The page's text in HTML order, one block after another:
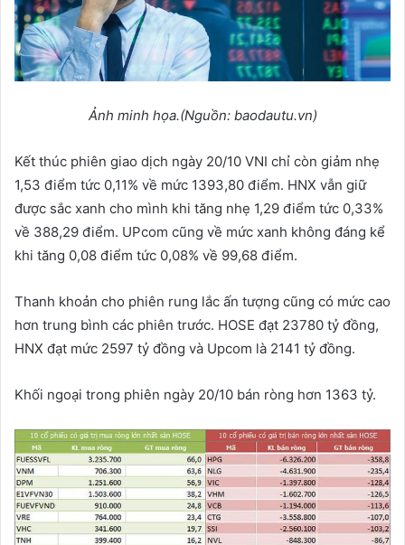
Ảnh minh họa.(Nguồn: baodautu.vn)
Kết thúc phiên giao dịch ngày 20/10 VNI chỉ còn giảm nhẹ
1,53 điểm tức 0,11% về mức 1393,80 điểm. HNX vẫn giữ
được sắc xanh cho mình khi tăng nhẹ 1,29 điểm tức 0,33%
về 388,29 điểm. UPcom cũng về mức xanh không đáng kể
khi tăng 0,08 điểm tức 0,08% về 99,68 điểm.
Thanh khoản cho phiên rung lắc ấn tượng cũng có mức cao
hơn trung bình các phiên trước. HOSE đạt 23780 tỷ đồng,
HNX đạt mức 2597 tỷ đồng và Upcom là 2141 tỷ đồng.
Khối ngoại trong phiên ngày 20/10 bán ròng hơn 1363 tỷ.